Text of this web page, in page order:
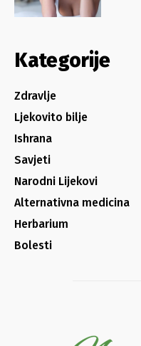
Kategorije
Zdravlje
Ljekovito bilje
Ishrana
Savjeti
Narodni Lijekovi
Alternativna medicina
Herbarium
Bolesti